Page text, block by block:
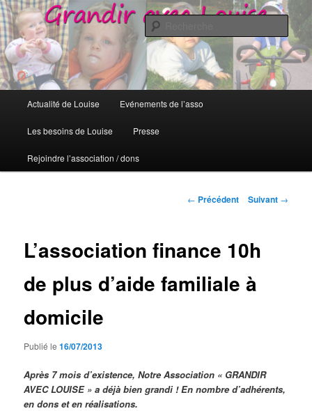
Grandir avec Louise
Grandir avec Louise
principal
Aller
au
contenu
Actualité de Louise Evénements de l’asso
Les besoins de Louise Presse
Rejoindre l’association / dons
Navigation
← Précédent Suivant →
L’association finance 10h
de plus d’aide familiale à
domicile
Publié le16/07/2013
Après 7 mois d’existence, Notre Association « GRANDIR
AVEC LOUISE » a déjà bien grandi ! En nombre d’adhérents,
en dons et en réalisations.